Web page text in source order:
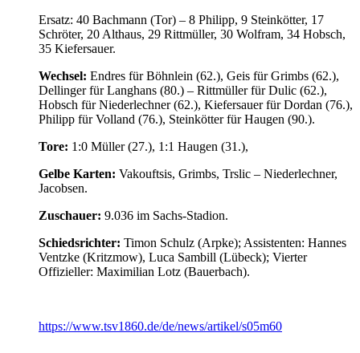
Ersatz: 40 Bachmann (Tor) – 8 Philipp, 9 Steinkötter, 17
Schröter, 20 Althaus, 29 Rittmüller, 30 Wolfram, 34 Hobsch,
35 Kiefersauer.
Wechsel: Endres für Böhnlein (62.), Geis für Grimbs (62.),
Dellinger für Langhans (80.) – Rittmüller für Dulic (62.),
Hobsch für Niederlechner (62.), Kiefersauer für Dordan (76.),
Philipp für Volland (76.), Steinkötter für Haugen (90.).
Tore: 1:0 Müller (27.), 1:1 Haugen (31.),
Gelbe Karten: Vakouftsis, Grimbs, Trslic – Niederlechner,
Jacobsen.
Zuschauer: 9.036 im Sachs-Stadion.
Schiedsrichter: Timon Schulz (Arpke); Assistenten: Hannes
Ventzke (Kritzmow), Luca Sambill (Lübeck); Vierter
Offizieller: Maximilian Lotz (Bauerbach).
https://www.tsv1860.de/de/news/artikel/s05m60